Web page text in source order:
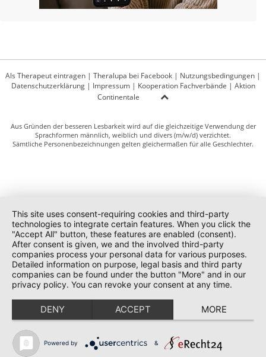
Als Therapeut eintragen | Theralupa bei Facebook | Nutzungsbedingungen |
Datenschutzerklärung| Impressum| Kooperation Fachverbände | Aktion
Continentale
Aus Gründen der besseren Lesbarkeit wird auf die gleichzeitige Verwendung der
Sprachformen männlich, weiblich und divers (m/w/d) verzichtet.
Sämtliche Personenbezeichnungen gelten gleichermaßen für alle Geschlechter.
This site uses consent-requiring cookies and third-party
technologies to integrate certain features. When you click the
"Accept All" button, these features are enabled (consent).
After consent is given, we and the involved third-party
companies process your personal data for various purposes.
Detailed information on purpose, legal basis and third party
companies can be found under the button "More" and in our
privacy policy. You can revoke your consent at any time.
DENY ACCEPT MORE
Powered by &